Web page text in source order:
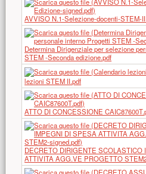
AVVISO N.1-Selezione-docenti-STEM-
Determina Dirigenziale per selezione
STEM -Seconda edizione.pdf
lezioni STEM II.pdf
ATTO DI CONCESSIONE
DECRETO DIRIGENTE SCOLASTICO
ATTIVITA AGG.VE PROGETTO